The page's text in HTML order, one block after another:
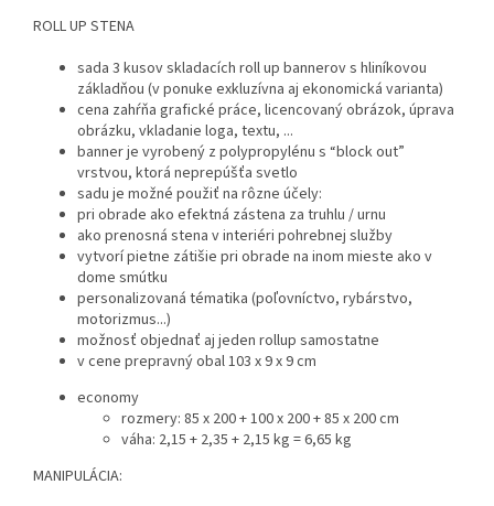
ROLL UP STENA
sada 3 kusov skladacích roll up bannerov s hliníkovou
základňou (v ponuke exkluzívna aj ekonomická varianta)
cena zahŕňa grafické práce, licencovaný obrázok, úprava
obrázku, vkladanie loga, textu, ...
banner je vyrobený z polypropylénu s “block out”
vrstvou, ktorá neprepúšťa svetlo
sadu je možné použiť na rôzne účely:
pri obrade ako efektná zástena za truhlu / urnu
ako prenosná stena v interiéri pohrebnej služby
vytvorí pietne zátišie pri obrade na inom mieste ako v
dome smútku
personalizovaná tématika (poľovníctvo, rybárstvo,
motorizmus...)
možnosť objednať aj jeden rollup samostatne
v cene prepravný obal 103 x 9 x 9 cm
economy
rozmery: 85 x 200 + 100 x 200 + 85 x 200 cm
váha: 2,15 + 2,35 + 2,15 kg = 6,65 kg
MANIPULÁCIA: